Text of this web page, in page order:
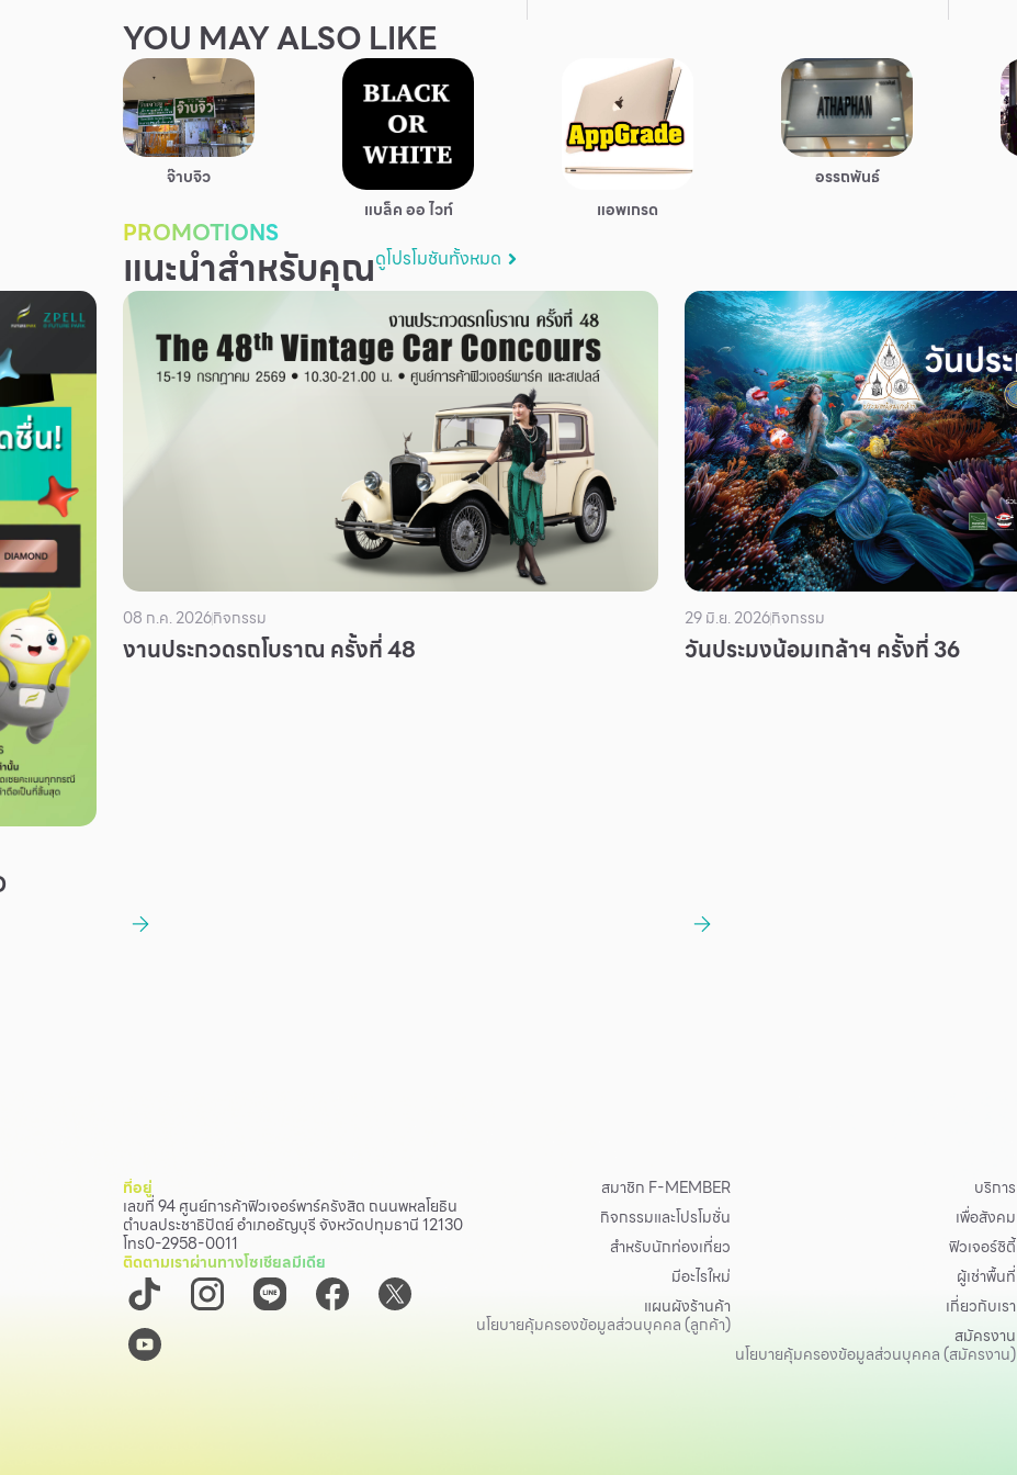
YOU MAY ALSO LIKE
จ๊าบจิว
แบล็ค ออ ไวท์
แอพเกรด
อรรถพันธ์
PROMOTIONS
แนะนำสำหรับคุณดูโปรโมชันทั้งหมด
08 ก.ค. 2026กิจกรรม
งานประกวดรถโบราณ ครั้งที่ 48
29 มิ.ย. 2026กิจกรรม
วันประมงน้อมเกล้าฯ ครั้งที่ 36
ที่อยู่
เลขที่ 94 ศูนย์การค้าฟิวเจอร์พาร์ครังสิต ถนนพหลโยธิน
ตำบลประชาธิปัตย์ อำเภอธัญบุรี จังหวัดปทุมธานี 12130
โทร0-2958-0011
ติดตามเราผ่านทางโซเชียลมีเดีย
สมาชิก F-MEMBER
กิจกรรมและโปรโมชั่น
สำหรับนักท่องเที่ยว
มีอะไรใหม่
แผนผังร้านค้า
นโยบายคุ้มครองข้อมูลส่วนบุคคล (ลูกค้า)
บริการ
เพื่อสังคม
ฟิวเจอร์ซิตี้
ผู้เช่าพื้นที่
เกี่ยวกับเรา
สมัครงาน
นโยบายคุ้มครองข้อมูลส่วนบุคคล (สมัครงาน)